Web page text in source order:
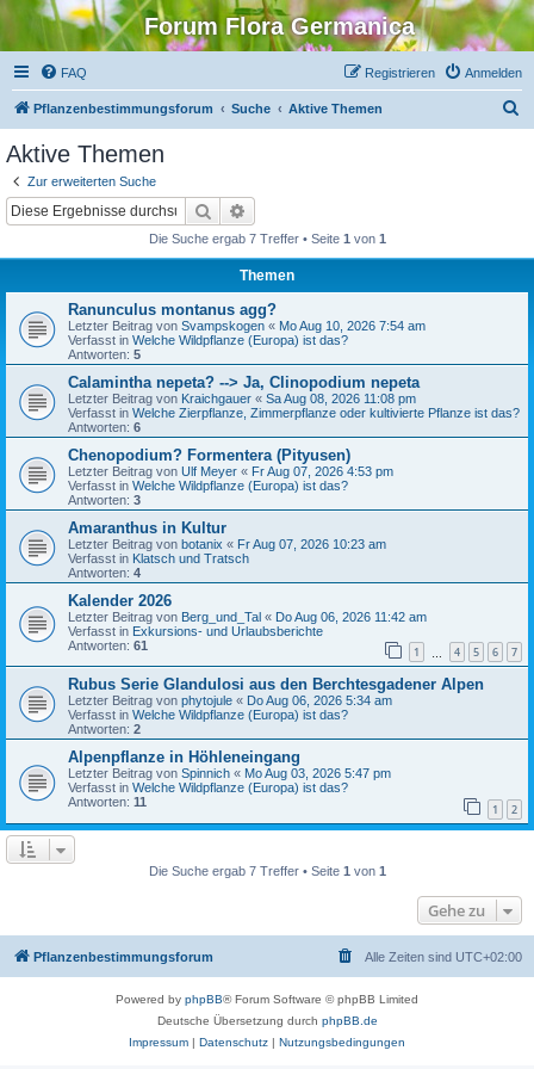
Forum Flora Germanica
FAQ Anmelden
Registrieren
Pflanzenbestimmungsforum Suche Aktive Themen
Aktive Themen
Zur erweiterten Suche
Suche
Die Suche ergab 7 Treffer • Seite 1 von 1
Themen
Ranunculus montanus agg?
Letzter Beitrag von Svampskogen « Mo Aug 10, 2026 7:54 am
Verfasst in Welche Wildpflanze (Europa) ist das?
Antworten: 5
Calamintha nepeta? --> Ja, Clinopodium nepeta
Letzter Beitrag von Kraichgauer « Sa Aug 08, 2026 11:08 pm
Verfasst in Welche Zierpflanze, Zimmerpflanze oder kultivierte Pflanze ist das?
Antworten: 6
Chenopodium? Formentera (Pityusen)
Letzter Beitrag von Ulf Meyer « Fr Aug 07, 2026 4:53 pm
Verfasst in Welche Wildpflanze (Europa) ist das?
Antworten: 3
Amaranthus in Kultur
Letzter Beitrag von botanix « Fr Aug 07, 2026 10:23 am
Verfasst in Klatsch und Tratsch
Antworten: 4
Kalender 2026
Letzter Beitrag von Berg_und_Tal « Do Aug 06, 2026 11:42 am
Verfasst in Exkursions- und Urlaubsberichte
Antworten: 61 1 4 5 6 7
Rubus Serie Glandulosi aus den Berchtesgadener Alpen
Letzter Beitrag von phytojule « Do Aug 06, 2026 5:34 am
Verfasst in Welche Wildpflanze (Europa) ist das?
Antworten: 2
Alpenpflanze in Höhleneingang
Letzter Beitrag von Spinnich « Mo Aug 03, 2026 5:47 pm
Verfasst in Welche Wildpflanze (Europa) ist das?
Antworten: 11 1 2
Die Suche ergab 7 Treffer • Seite 1 von 1
Gehe zu
Pflanzenbestimmungsforum Alle Zeiten sind UTC+02:00
Powered by phpBB® Forum Software © phpBB Limited
Deutsche Übersetzung durch phpBB.de
Impressum | Datenschutz | Nutzungsbedingungen